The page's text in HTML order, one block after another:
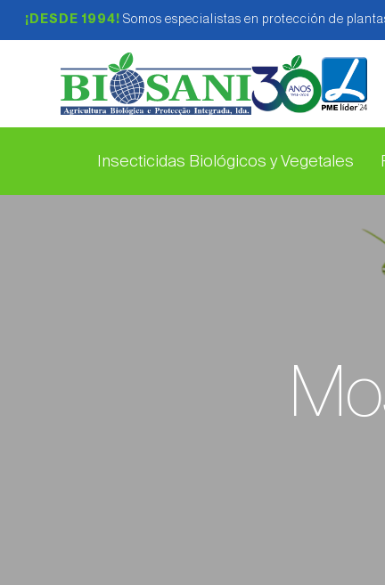
¡DESDE 1994! Somos especialistas en protección de
Insecticidas Biológicos y Vegetales